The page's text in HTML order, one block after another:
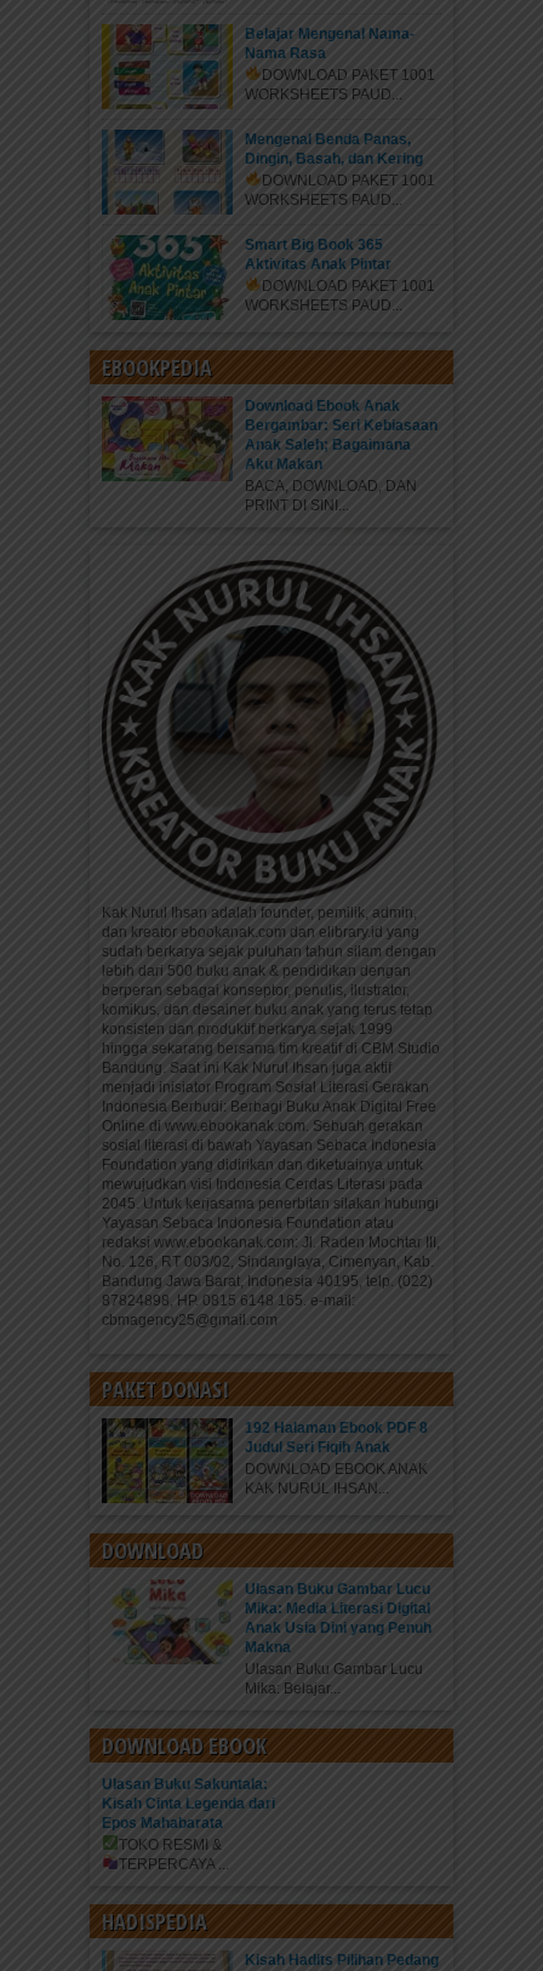
Belajar Mengenal Nama-
Nama Rasa
DOWNLOAD PAKET 1001
WORKSHEETS PAUD...
Mengenal Benda Panas,
Dingin, Basah, dan Kering
DOWNLOAD PAKET 1001
WORKSHEETS PAUD...
Smart Big Book 365
Aktivitas Anak Pintar
DOWNLOAD PAKET 1001
WORKSHEETS PAUD...
EBOOKPEDIA
Download Ebook Anak
Bergambar: Seri Kebiasaan
Anak Saleh; Bagaimana
Aku Makan
BACA, DOWNLOAD, DAN
PRINT DI SINI...
Kak Nurul Ihsan adalah founder, pemilik, admin,
dan kreator ebookanak.com dan elibrary.id yang
sudah berkarya sejak puluhan tahun silam dengan
lebih dari 500 buku anak & pendidikan dengan
berperan sebagai konseptor, penulis, ilustrator,
komikus, dan desainer buku anak yang terus tetap
konsisten dan produktif berkarya sejak 1999
hingga sekarang bersama tim kreatif di CBM Studio
Bandung. Saat ini Kak Nurul Ihsan juga aktif
menjadi inisiator Program Sosial Literasi Gerakan
Indonesia Berbudi: Berbagi Buku Anak Digital Free
Online di www.ebookanak.com. Sebuah gerakan
sosial literasi di bawah Yayasan Sebaca Indonesia
Foundation yang didirikan dan diketuainya untuk
mewujudkan visi Indonesia Cerdas Literasi pada
2045. Untuk kerjasama penerbitan silakan hubungi
Yayasan Sebaca Indonesia Foundation atau
redaksi www.ebookanak.com: Jl. Raden Mochtar III,
No. 126, RT 003/02, Sindanglaya, Cimenyan, Kab.
Bandung Jawa Barat, Indonesia 40195, telp. (022)
87824898, HP. 0815 6148 165. e-mail:
cbmagency25@gmail.com
PAKET DONASI
192 Halaman Ebook PDF 8
Judul Seri Fiqih Anak
DOWNLOAD EBOOK ANAK
KAK NURUL IHSAN...
DOWNLOAD
Ulasan Buku Gambar Lucu
Mika: Media Literasi Digital
Anak Usia Dini yang Penuh
Makna
Ulasan Buku Gambar Lucu
Mika: Belajar...
DOWNLOAD EBOOK
Ulasan Buku Sakuntala:
Kisah Cinta Legenda dari
Epos Mahabarata
TOKO RESMI &
TERPERCAYA ...
HADISPEDIA
Kisah Hadits Pilihan Pedang